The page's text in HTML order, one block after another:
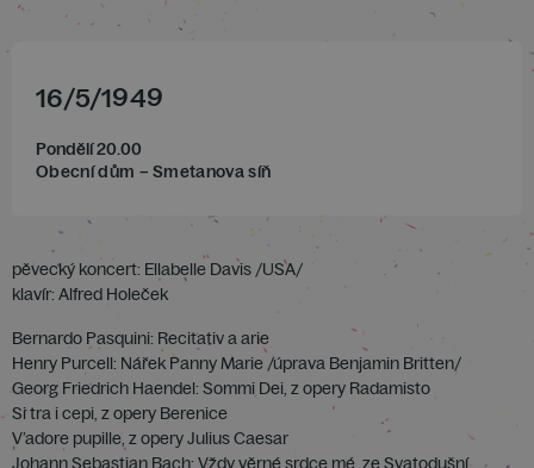
16/5/1949
Pondělí 20.00
Obecní dům – Smetanova síň
pěvecký koncert: Ellabelle Davis /USA/
klavír: Alfred Holeček
Bernardo Pasquini: Recitativ a arie
Henry Purcell: Nářek Panny Marie /úprava Benjamin Britten/
Georg Friedrich Haendel: Sommi Dei, z opery Radamisto
Si tra i cepi, z opery Berenice
V’adore pupille, z opery Julius Caesar
Johann Sebastian Bach: Vždy věrné srdce mé, ze Svatodušní